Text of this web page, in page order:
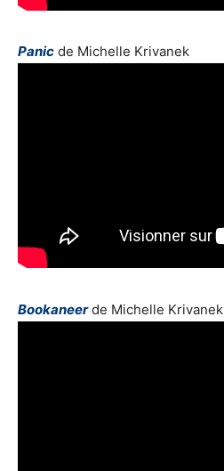
Panic de Michelle Krivanek
Bookaneerde Michelle Krivanek